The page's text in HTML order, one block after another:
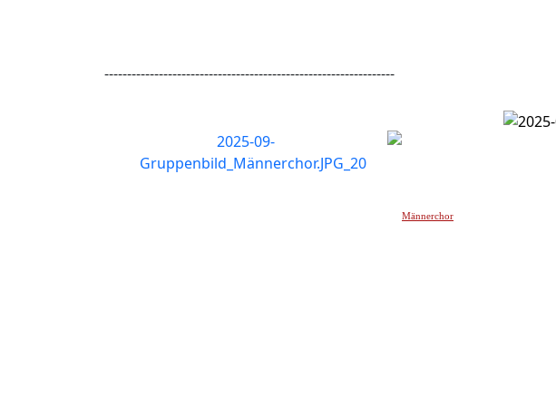
----------------------------------------------------------------
Männerchor